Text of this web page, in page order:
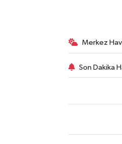
Merkez
Son Dakika